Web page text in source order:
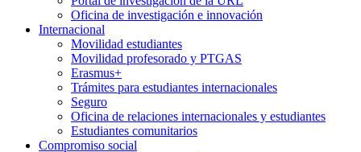
Oficina de investigación e innovación
Internacional
Movilidad estudiantes
Movilidad profesorado y PTGAS
Erasmus+
Trámites para estudiantes internacionales
Seguro
Oficina de relaciones internacionales y estudiantes
Estudiantes comunitarios
Compromiso social